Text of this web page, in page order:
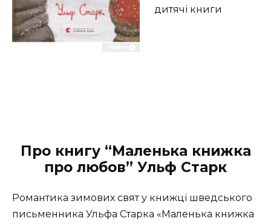
дитячі книги
Про книгу “Маленька книжка
про любов” Ульф Старк
Романтика зимових свят у книжці шведського
письменника Ульфа Старка «Маленька книжка